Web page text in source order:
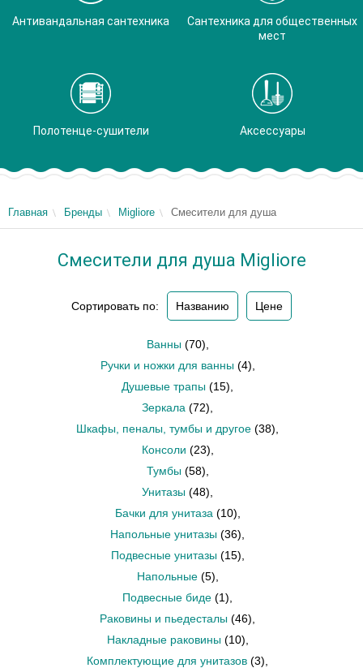
Антивандальная сантехника
Сантехника для общественных
мест
Полотенце-сушители Аксессуары
Главная Бренды Migliore Смесители для душа
Смесители для душа Migliore
Сортировать по: Названию Цене
Ванны (70)
Ручки и ножки для ванны (4)
Душевые трапы (15)
Зеркала (72)
Шкафы, пеналы, тумбы и другое (38)
Консоли (23)
Тумбы (58)
Унитазы (48)
Бачки для унитаза (10)
Напольные унитазы (36)
Подвесные унитазы (15)
Напольные (5)
Подвесные биде (1)
Раковины и пьедесталы (46)
Накладные раковины (10)
Комплектующие для унитазов (3)